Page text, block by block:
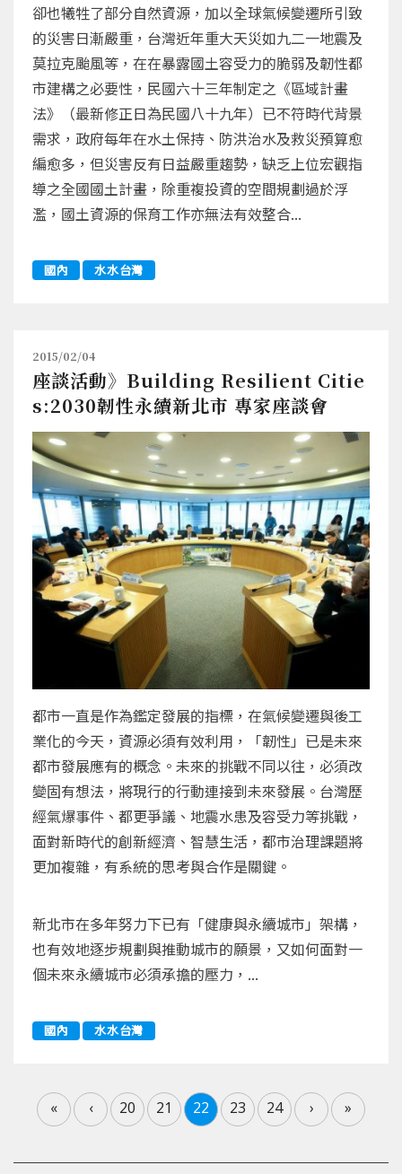
卻也犧牲了部分自然資源，加以全球氣候變遷所引致
的災害日漸嚴重，台灣近年重大天災如九二一地震及
莫拉克颱風等，在在暴露國土容受力的脆弱及韌性都
市建構之必要性，民國六十三年制定之《區域計畫
法》（最新修正日為民國八十九年）已不符時代背景
需求，政府每年在水土保持、防洪治水及救災預算愈
編愈多，但災害反有日益嚴重趨勢，缺乏上位宏觀指
導之全國國土計畫，除重複投資的空間規劃過於浮
濫，國土資源的保育工作亦無法有效整合...
國內 水水台灣
2015/02/04
座談活動》Building Resilient Citie
s:2030韌性永續新北市 專家座談會
都市一直是作為鑑定發展的指標，在氣候變遷與後工
業化的今天，資源必須有效利用，「韌性」已是未來
都市發展應有的概念。未來的挑戰不同以往，必須改
變固有想法，將現行的行動連接到未來發展。台灣歷
經氣爆事件、都更爭議、地震水患及容受力等挑戰，
面對新時代的創新經濟、智慧生活，都市治理課題將
更加複雜，有系統的思考與合作是關鍵。
新北市在多年努力下已有「健康與永續城市」架構，
也有效地逐步規劃與推動城市的願景，又如何面對一
個未來永續城市必須承擔的壓力，...
國內 水水台灣
« ‹ 20 21 22 23 24 › »